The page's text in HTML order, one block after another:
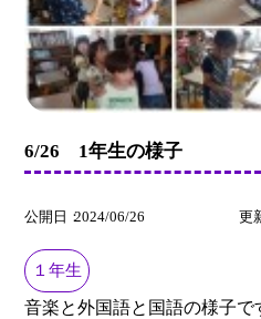
6/26 1年生の様子
公開日 2024/06/26 更
１年生
音楽と外国語と国語の様子